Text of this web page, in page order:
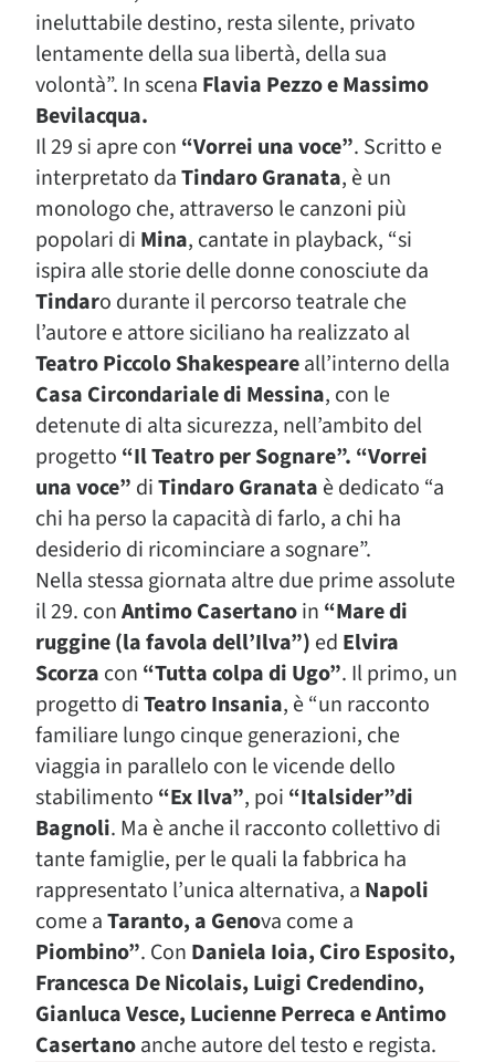
ineluttabile destino, resta silente, privato
lentamente della sua libertà, della sua
volontà”. In scena Flavia Pezzo e Massimo
Bevilacqua.
Il 29 si apre con “Vorrei una voce”. Scritto e
interpretato daTindaro Granata, è un
monologo che, attraverso le canzoni più
popolari di Mina, cantate in playback, “si
ispira alle storie delle donne conosciute da
Tindaro durante il percorso teatrale che
l’autore e attore siciliano ha realizzato al
Teatro Piccolo Shakespeareall’interno della
Casa Circondariale di Messina, con le
detenute di alta sicurezza, nell’ambito del
progetto “Il Teatro per Sognare”. “Vorrei
una voce” diTindaro Granata è dedicato “a
chi ha perso la capacità di farlo, a chi ha
desiderio di ricominciare a sognare”.
Nella stessa giornata altre due prime assolute
il 29. conAntimo Casertanoin “Mare di
ruggine (la favola dell’Ilva”) ed Elvira
Scorza con “Tutta colpa di Ugo”. Il primo, un
progetto diTeatro Insania, è “un racconto
familiare lungo cinque generazioni, che
viaggia in parallelo con le vicende dello
stabilimento “Ex Ilva”, poi “Italsider”di
Bagnoli. Ma è anche il racconto collettivo di
tante famiglie, per le quali la fabbrica ha
rappresentato l’unica alternativa, a Napoli
come aTaranto, a Genova come a
Piombino”. Con Daniela Ioia, Ciro Esposito,
Francesca De Nicolais, Luigi Credendino,
Gianluca Vesce, Lucienne Perreca e Antimo
Casertanoanche autore del testo e regista.